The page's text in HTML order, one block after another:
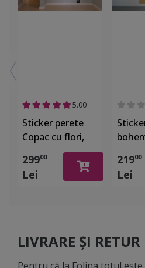
5.00
Sticker perete
Copac cu flori,
Folina, decor de
mari dimensiuni,
2.5 metri
29900
Lei
inclusă
21900
Lei
LIVRARE ȘI RETUR